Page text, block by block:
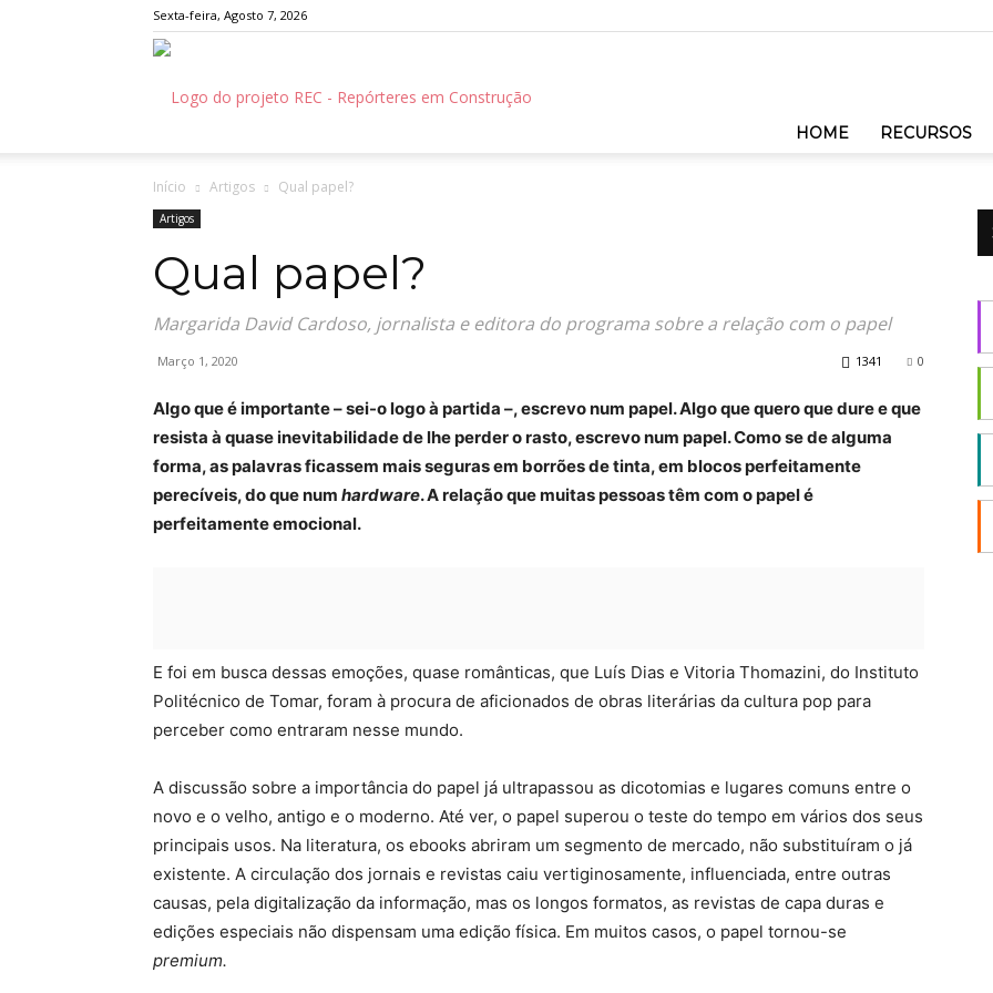
Sexta-feira, Agosto 7, 2026
HOME RECURSOS
Início Artigos Qual papel?
Artigos
Qual papel?
Margarida David Cardoso, jornalista e editora do programa sobre a relação com o papel
Março 1, 2020 0
1341
Algo que é importante – sei-o logo à partida –, escrevo num papel. Algo que quero que dure e que
resista à quase inevitabilidade de lhe perder o rasto, escrevo num papel. Como se de alguma
forma, as palavras ficassem mais seguras em borrões de tinta, em blocos perfeitamente
perecíveis, do que num hardware. A relação que muitas pessoas têm com o papel é
perfeitamente emocional.
E foi em busca dessas emoções, quase românticas, que Luís Dias e Vitoria Thomazini, do Instituto
Politécnico de Tomar, foram à procura de aficionados de obras literárias da cultura pop para
perceber como entraram nesse mundo.
A discussão sobre a importância do papel já ultrapassou as dicotomias e lugares comuns entre o
novo e o velho, antigo e o moderno. Até ver, o papel superou o teste do tempo em vários dos seus
principais usos. Na literatura, os ebooks abriram um segmento de mercado, não substituíram o já
existente. A circulação dos jornais e revistas caiu vertiginosamente, influenciada, entre outras
causas, pela digitalização da informação, mas os longos formatos, as revistas de capa duras e
edições especiais não dispensam uma edição física. Em muitos casos, o papel tornou-se
premium.